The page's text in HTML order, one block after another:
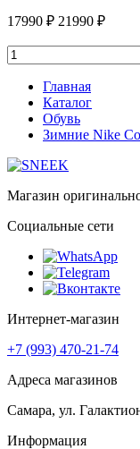
17990 ₽ 21990 ₽
Главная
Каталог
Обувь
Зимние Nike
Магазин
Социальные сети
Интернет-магазин
+7 (993) 470-21-74
Адреса магазинов
Самара, ул.
Информация